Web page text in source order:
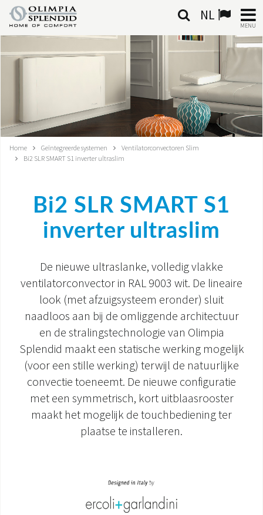
NL
MENU
VERWARMING
GEÏNTEGREERDE SYSTEMEN
CONTACTEN
DOCUMENTATIE PRODUCTEN
Home Geïntegreerde systemen
Ventilatorconvectoren Slim
Bi2 SLR SMART S1 inverter ultraslim
Bi2 SLR SMART S1
inverter ultraslim
De nieuwe ultraslanke, volledig vlakke
ventilatorconvector in RAL 9003 wit. De lineaire
look (met afzuigsysteem eronder) sluit
naadloos aan bij de omliggende architectuur
en de stralingstechnologie van Olimpia
Splendid maakt een statische werking mogelijk
(voor een stille werking) terwijl de natuurlijke
convectie toeneemt. De nieuwe configuratie
met een symmetrisch, kort uitblaasrooster
maakt het mogelijk de touchbediening ter
plaatse te installeren.